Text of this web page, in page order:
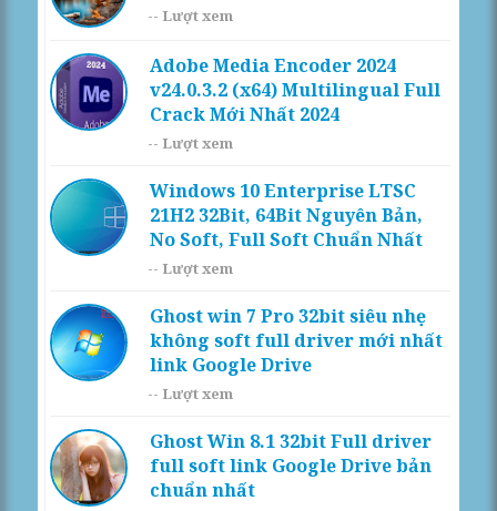
-- Lượt xem
Adobe Media Encoder 2024
v24.0.3.2 (x64) Multilingual Full
Crack Mới Nhất 2024
-- Lượt xem
Windows 10 Enterprise LTSC
21H2 32Bit, 64Bit Nguyên Bản,
No Soft, Full Soft Chuẩn Nhất
-- Lượt xem
Ghost win 7 Pro 32bit siêu nhẹ
không soft full driver mới nhất
link Google Drive
-- Lượt xem
Ghost Win 8.1 32bit Full driver
full soft link Google Drive bản
chuẩn nhất